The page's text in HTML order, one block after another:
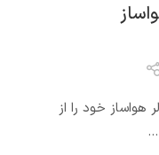
هواساز خود را از